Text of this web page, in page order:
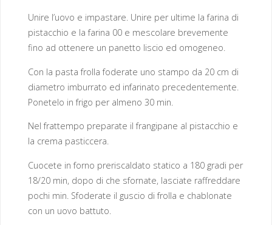
Unire l’uovo e impastare. Unire per ultime la farina di
pistacchio e la farina 00 e mescolare brevemente
fino ad ottenere un panetto liscio ed omogeneo.
Con la pasta frolla foderate uno stampo da 20 cm di
diametro imburrato ed infarinato precedentemente.
Ponetelo in frigo per almeno 30 min.
Nel frattempo preparate il frangipane al pistacchio e
la crema pasticcera.
Cuocete in forno preriscaldato statico a 180 gradi per
18/20 min, dopo di che sfornate, lasciate raffreddare
pochi min. Sfoderate il guscio di frolla e chablonate
con un uovo battuto.